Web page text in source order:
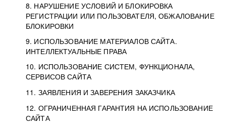
8. НАРУШЕНИЕ УСЛОВИЙ И БЛОКИРОВКА
РЕГИСТРАЦИИ ИЛИ ПОЛЬЗОВАТЕЛЯ, ОБЖАЛОВАНИЕ
БЛОКИРОВКИ
9. ИСПОЛЬЗОВАНИЕ МАТЕРИАЛОВ САЙТА.
ИНТЕЛЛЕКТУАЛЬНЫЕ ПРАВА
10. ИСПОЛЬЗОВАНИЕ СИСТЕМ, ФУНКЦИОНАЛА,
СЕРВИСОВ САЙТА
11. ЗАЯВЛЕНИЯ И ЗАВЕРЕНИЯ ЗАКАЗЧИКА
12. ОГРАНИЧЕННАЯ ГАРАНТИЯ НА ИСПОЛЬЗОВАНИЕ
САЙТА